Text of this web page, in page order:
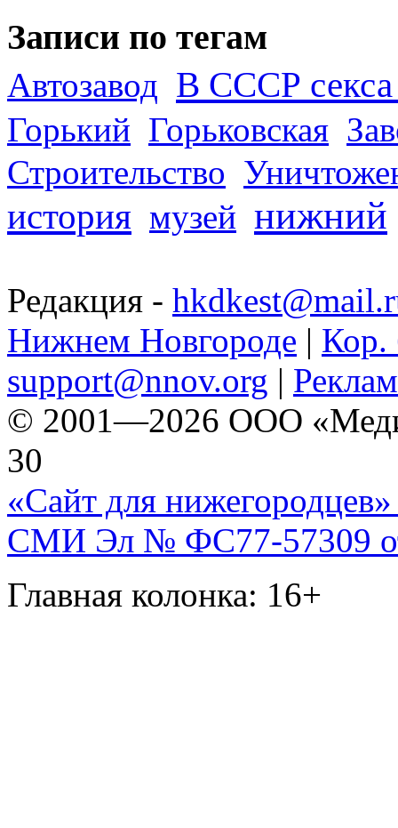
Записи по тегам
Автозавод В СССР секса
Горький Горьковская
Строительство
история музей нижний
Редакция -
Нижнем Новгороде | Кор.
support@nnov.org |
© 2001—2026 ООО
30
«Сайт для нижегородцев»
СМИ Эл № ФС77-57309
Главная колонка: 16+